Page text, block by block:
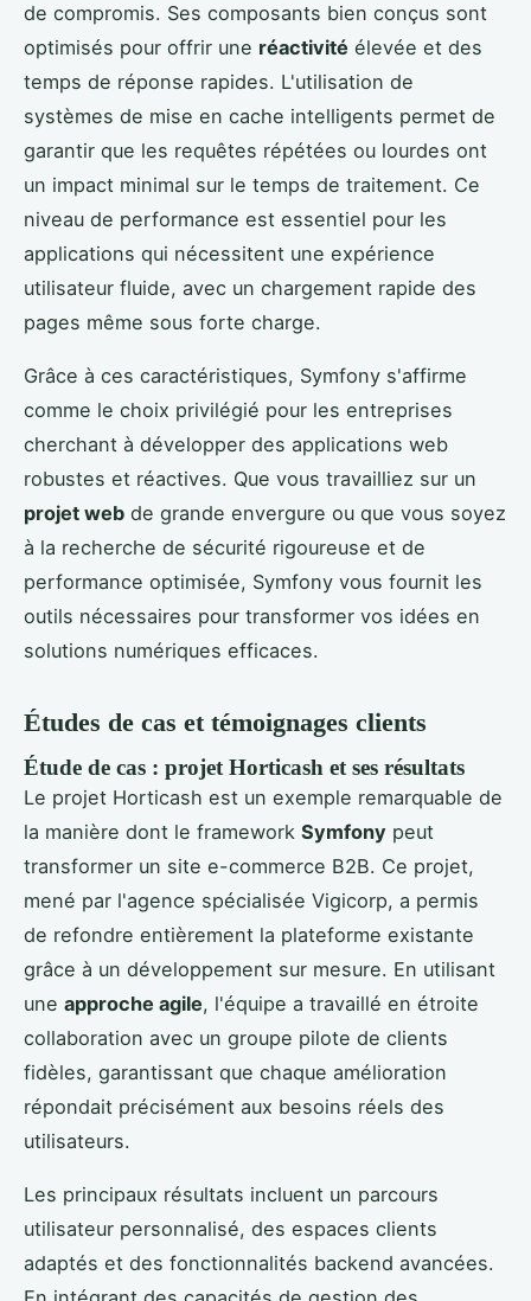
de compromis. Ses composants bien conçus sont
optimisés pour offrir une réactivité élevée et des
temps de réponse rapides. L'utilisation de
systèmes de mise en cache intelligents permet de
garantir que les requêtes répétées ou lourdes ont
un impact minimal sur le temps de traitement. Ce
niveau de performance est essentiel pour les
applications qui nécessitent une expérience
utilisateur fluide, avec un chargement rapide des
pages même sous forte charge.
Grâce à ces caractéristiques, Symfony s'affirme
comme le choix privilégié pour les entreprises
cherchant à développer des applications web
robustes et réactives. Que vous travailliez sur un
projet web de grande envergure ou que vous soyez
à la recherche de sécurité rigoureuse et de
performance optimisée, Symfony vous fournit les
outils nécessaires pour transformer vos idées en
solutions numériques efficaces.
Études de cas et témoignages clients
Étude de cas : projet Horticash et ses résultats
Le projet Horticash est un exemple remarquable de
la manière dont le framework Symfony peut
transformer un site e-commerce B2B. Ce projet,
mené par l'agence spécialisée Vigicorp, a permis
de refondre entièrement la plateforme existante
grâce à un développement sur mesure. En utilisant
une approche agile, l'équipe a travaillé en étroite
collaboration avec un groupe pilote de clients
fidèles, garantissant que chaque amélioration
répondait précisément aux besoins réels des
utilisateurs.
Les principaux résultats incluent un parcours
utilisateur personnalisé, des espaces clients
adaptés et des fonctionnalités backend avancées.